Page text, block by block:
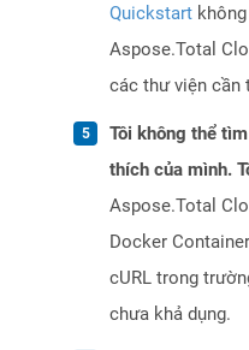
Quickstart
Aspose.Total
các thư viện cần
Tôi không thể
thích của mình.
Aspose.Total
Docker
cURL trong
chưa khả dụng.